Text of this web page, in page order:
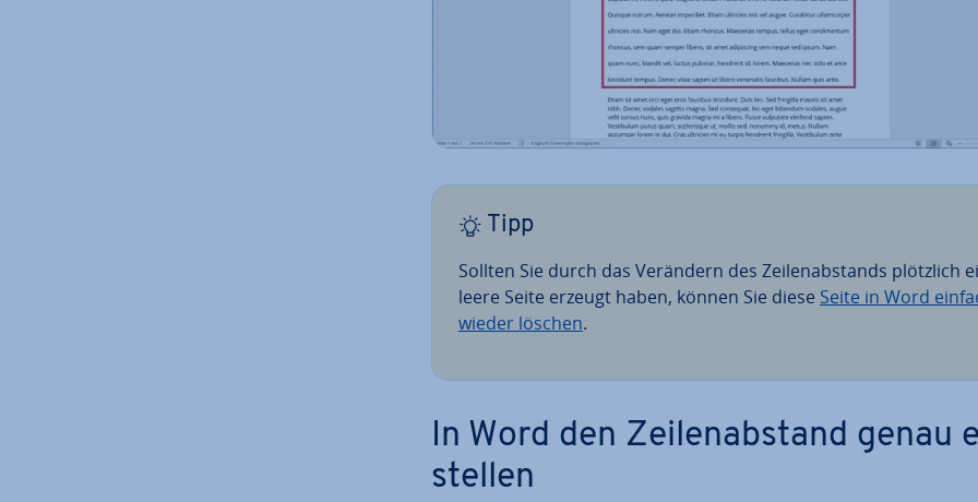
Tipp
Sollten Sie durch das Verändern des Zei­len­ab­stands plötzlich
leere Seite erzeugt haben, können Sie diese Seite in Word
wieder löschen​​​​​​​.
In Word den Zei­len­ab­stand genau
stel­len